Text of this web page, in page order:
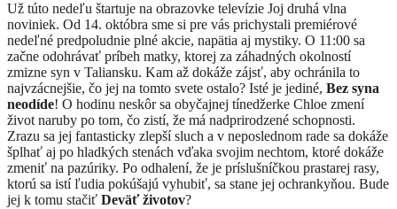
Už túto nedeľu štartuje na obrazovke televízie Joj druhá vlna
noviniek. Od 14. októbra sme si pre vás prichystali premiérové
nedeľné predpoludnie plné akcie, napätia aj mystiky. O 11:00 sa
začne odohrávať príbeh matky, ktorej za záhadných okolností
zmizne syn v Taliansku. Kam až dokáže zájsť, aby ochránila to
najvzácnejšie, čo jej na tomto svete ostalo? Isté je jediné, Bez syna
neodíde! O hodinu neskôr sa obyčajnej tínedžerke Chloe zmení
život naruby po tom, čo zistí, že má nadprirodzené schopnosti.
Zrazu sa jej fantasticky zlepší sluch a v neposlednom rade sa dokáže
šplhať aj po hladkých stenách vďaka svojim nechtom, ktoré dokáže
zmeniť na pazúriky. Po odhalení, že je príslušníčkou prastarej rasy,
ktorú sa istí ľudia pokúšajú vyhubiť, sa stane jej ochrankyňou. Bude
jej k tomu stačiť Deväť životov?